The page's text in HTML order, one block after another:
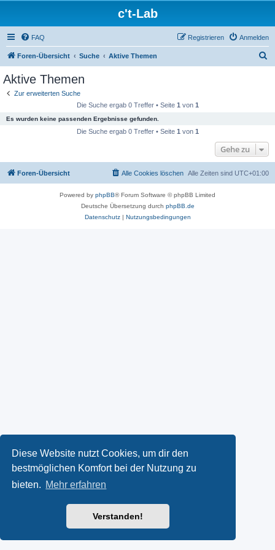
Diese Website nutzt Cookies, um dir den
bestmöglichen Komfort bei der Nutzung zu
bieten. Mehr erfahren
Verstanden!
c't-Lab
FAQ Anmelden
Registrieren
Foren-Übersicht Suche Aktive Themen
Aktive Themen
Zur erweiterten Suche
Die Suche ergab 0 Treffer • Seite 1 von 1
Es wurden keine passenden Ergebnisse gefunden.
Die Suche ergab 0 Treffer • Seite 1 von 1
Gehe zu
Foren-Übersicht Alle Zeiten sind UTC+01:00
Alle Cookies löschen
Powered by phpBB® Forum Software © phpBB Limited
Deutsche Übersetzung durch phpBB.de
Datenschutz| Nutzungsbedingungen